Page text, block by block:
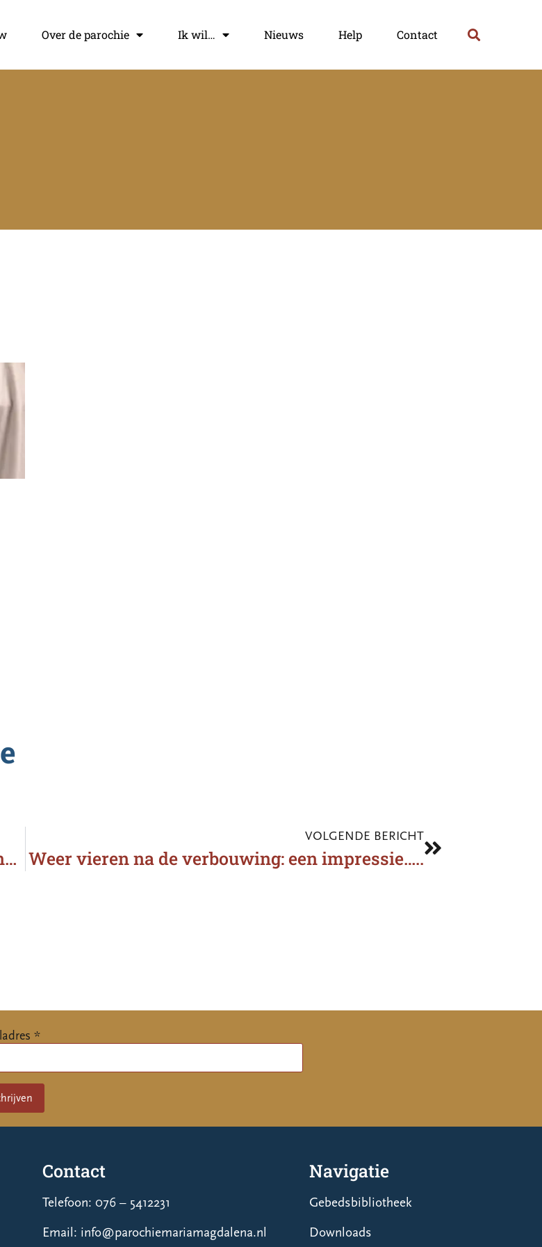
Over de parochie Ik wil… Nieuws Help Contact
Openingsviering kerk OLV ten Hemelopneming Prinsenbeek
VOLGENDE BERICHT
Weer vieren na de verbouwing: een impressie…..
*
Contact
Telefoon: 076 – 5412231
Email: info@parochiemariamagdalena.nl
Navigatie
Gebedsbibliotheek
Downloads